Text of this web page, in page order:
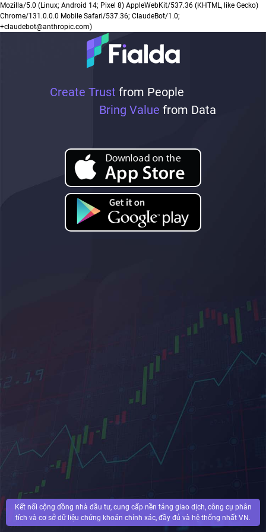
Create Trust from People
Bring Value from Data
Kết nối cộng đồng nhà đầu tư, cung cấp nền tảng giao dịch, công cụ phân
tích và cơ sở dữ liệu chứng khoán chính xác, đầy đủ và hệ thống nhất VN.
Mozilla/5.0 (Linux; Android 14; Pixel 8) AppleWebKit/537.36 (KHTML, like Gecko)
Chrome/131.0.0.0 Mobile Safari/537.36; ClaudeBot/1.0;
+claudebot@anthropic.com)